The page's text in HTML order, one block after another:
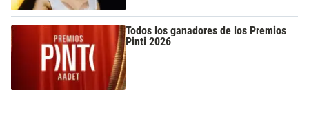
Todos los ganadores de los Premios
Pinti 2026